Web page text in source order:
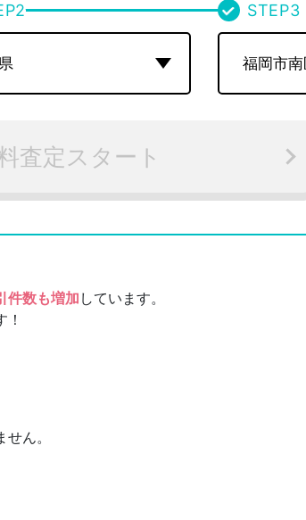
2 STEP3
査定スタート
件数も増加 しています。
！
ん。